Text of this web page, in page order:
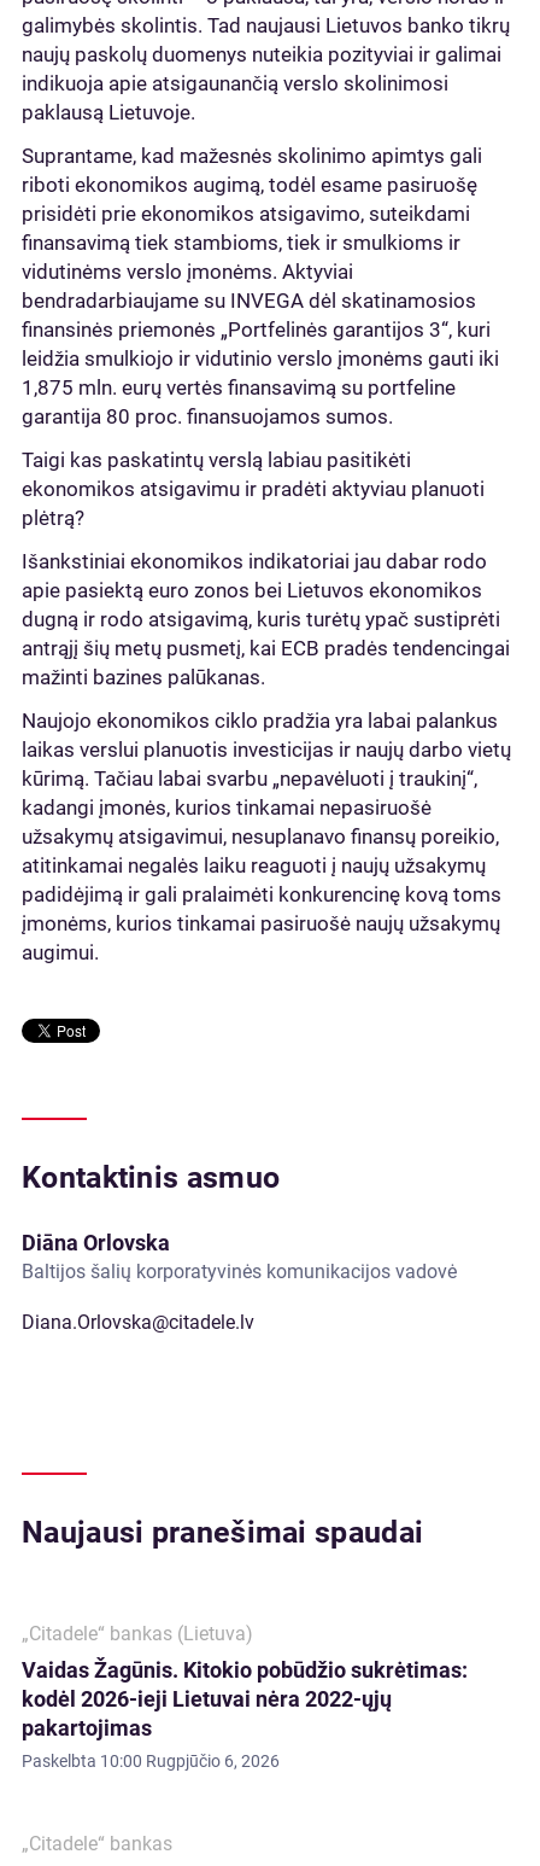
galimybės skolintis. Tad naujausi Lietuvos banko tikrų
naujų paskolų duomenys nuteikia pozityviai ir galimai
indikuoja apie atsigaunančią verslo skolinimosi
paklausą Lietuvoje.
Suprantame, kad mažesnės skolinimo apimtys gali
riboti ekonomikos augimą, todėl esame pasiruošę
prisidėti prie ekonomikos atsigavimo, suteikdami
finansavimą tiek stambioms, tiek ir smulkioms ir
vidutinėms verslo įmonėms. Aktyviai
bendradarbiaujame su INVEGA dėl skatinamosios
finansinės priemonės „Portfelinės garantijos 3“, kuri
leidžia smulkiojo ir vidutinio verslo įmonėms gauti iki
1,875 mln. eurų vertės finansavimą su portfeline
garantija 80 proc. finansuojamos sumos.
Taigi kas paskatintų verslą labiau pasitikėti
ekonomikos atsigavimu ir pradėti aktyviau planuoti
plėtrą?
Išankstiniai ekonomikos indikatoriai jau dabar rodo
apie pasiektą euro zonos bei Lietuvos ekonomikos
dugną ir rodo atsigavimą, kuris turėtų ypač sustiprėti
antrąjį šių metų pusmetį, kai ECB pradės tendencingai
mažinti bazines palūkanas.
Naujojo ekonomikos ciklo pradžia yra labai palankus
laikas verslui planuotis investicijas ir naujų darbo vietų
kūrimą. Tačiau labai svarbu „nepavėluoti į traukinį“,
kadangi įmonės, kurios tinkamai nepasiruošė
užsakymų atsigavimui, nesuplanavo finansų poreikio,
atitinkamai negalės laiku reaguoti į naujų užsakymų
padidėjimą ir gali pralaimėti konkurencinę kovą toms
įmonėms, kurios tinkamai pasiruošė naujų užsakymų
augimui.
Kontaktinis asmuo
Diāna Orlovska
Baltijos šalių korporatyvinės komunikacijos vadovė
Diana.Orlovska@citadele.lv
Naujausi pranešimai spaudai
„Citadele“ bankas (Lietuva)
Vaidas Žagūnis. Kitokio pobūdžio sukrėtimas:
kodėl 2026-ieji Lietuvai nėra 2022-ųjų
pakartojimas
Paskelbta 10:00 Rugpjūčio 6, 2026
„Citadele“ bankas